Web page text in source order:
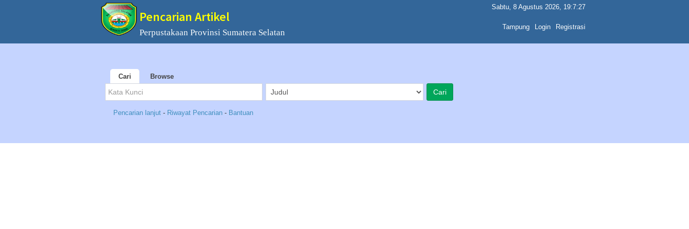
Pencarian Artikel
Perpustakaan Provinsi Sumatera Selatan
Sabtu, 8 Agustus 2026, 19:7:27
Tampung Login Registrasi
Cari Browse
Pencarian lanjut - Riwayat Pencarian - Bantuan